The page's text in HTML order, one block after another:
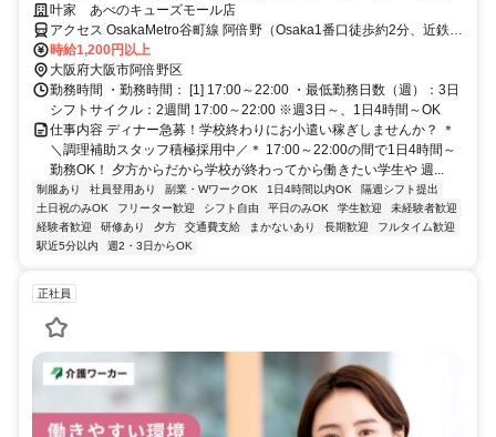
～/食事1食150円♪
叶家 あべのキューズモール店
アクセス OsakaMetro谷町線 阿倍野（Osaka1番口徒歩約2分、近鉄南
大阪線 大阪阿部野橋南口徒歩約3分、OsakaMetro谷町線 天王寺12番
口徒歩約3分
時給1,200円以上
大阪府大阪市阿倍野区
勤務時間 ・勤務時間： [1] 17:00～22:00 ・最低勤務日数（週）：3日
シフトサイクル：2週間 17:00～22:00 ※週3日～、1日4時間～OK
仕事内容 ディナー急募！学校終わりにお小遣い稼ぎしませんか？ ＊
＼調理補助スタッフ積極採用中／＊ 17:00～22:00の間で1日4時間～
勤務OK！ 夕方からだから学校が終わってから働きたい学生や 週...
制服あり 社員登用あり 副業・WワークOK 1日4時間以内OK
隔週シフト提出
土日祝のみOK
フリーター歓迎 シフト自由 平日のみOK 学生歓迎
未経験者歓迎
経験者歓迎
研修あり 夕方 交通費支給 まかないあり 長期歓迎
フルタイム歓迎
駅近5分以内
週2・3日からOK
正社員